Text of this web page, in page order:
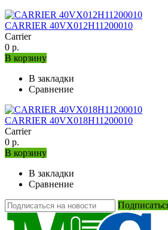
CARRIER 40VX012H11200010
Carrier
0 р.
В корзину
В закладки
Сравнение
CARRIER 40VX018H11200010
Carrier
0 р.
В корзину
В закладки
Сравнение